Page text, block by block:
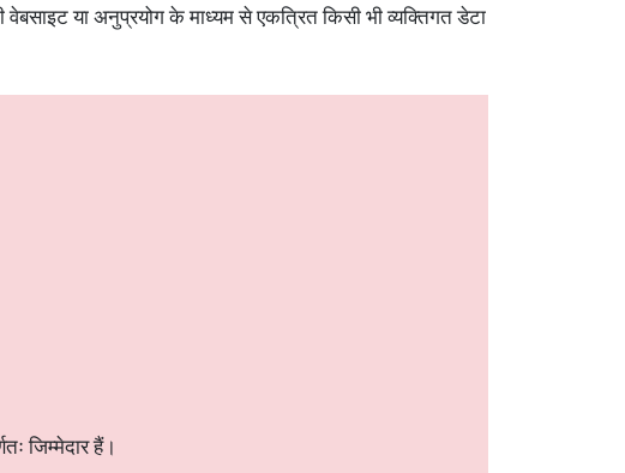
या अनुप्रयोग के माध्यम से एकत्रित किसी भी व्यक्तिगत डेटा
जिम्मेदार हैं।